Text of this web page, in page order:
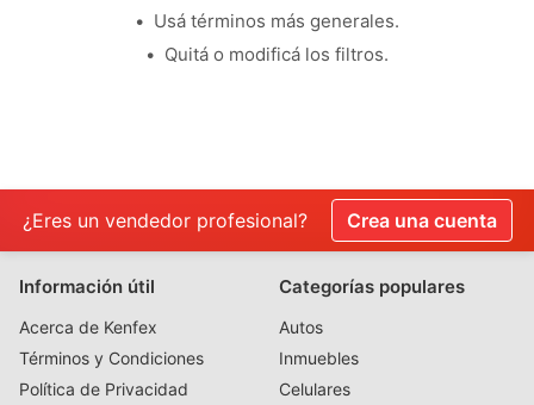
Usá términos más generales.
Quitá o modificá los filtros.
¿Eres un vendedor profesional? Crea una cuenta
Información útil
Acerca de Kenfex
Términos y Condiciones
Política de Privacidad
Categorías populares
Autos
Inmuebles
Celulares